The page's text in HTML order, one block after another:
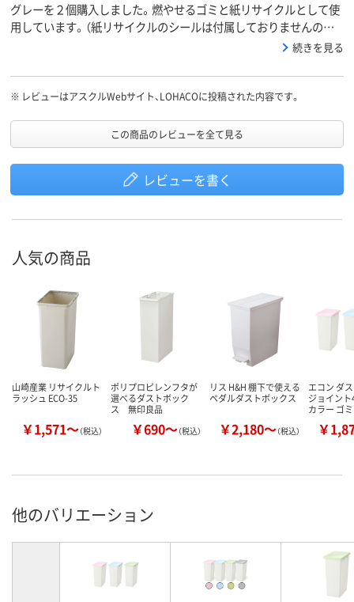
グレーを２個購入しました。燃やせるゴミと紙リサイクルとして使
用しています。（紙リサイクルのシールは付属しておりませんので、
作成しました）すっきりして、今のところ匂いも漏れず満足です。下
続きを見る
※ レビューはアスクルWebサイト、LOHACOに投稿された内容です。
この商品のレビューを全て見る
レビューを書く
人気の商品
山崎産業 リサイクルト
ラッシュ ECO-35
￥1,571～（税込）
ポリプロピレンフタが
選べるダストボック
ス 無印良品
￥690～（税込）
リス H&H 棚下で使える
ペダルダストボックス
￥2,180～（税込）
エコン ダ
ジョイン
カラー ゴ
￥
他のバリエーション